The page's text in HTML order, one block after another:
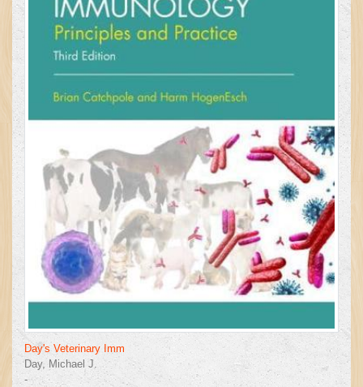
Day's Veterinary Imm
Day, Michael J.
-